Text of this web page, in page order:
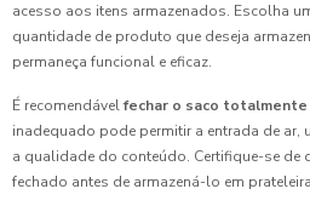
acesso aos itens armazenados. Escolha
quantidade de produto que deseja
permaneça funcional e eficaz.
É recomendávelfechar o saco totalmente
inadequado pode permitir a entrada de ar,
a qualidade do conteúdo. Certifique-se de
fechado antes de armazená-lo em